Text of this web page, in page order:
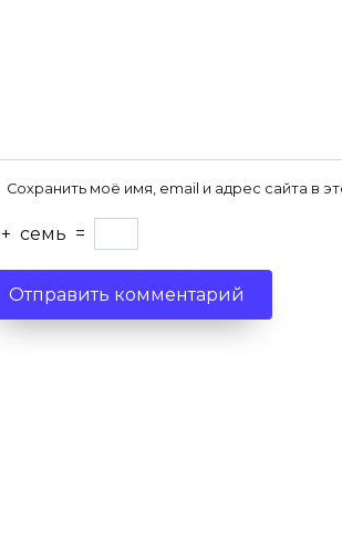
Сохранить моё имя, email и адрес сайта в
+ семь =